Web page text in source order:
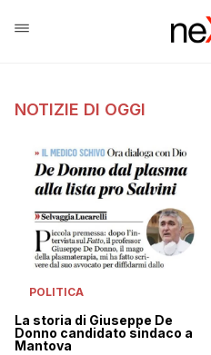
NOTIZIE DI OGGI
POLITICA
La storia di Giuseppe De
Donno candidato sindaco a
Mantova